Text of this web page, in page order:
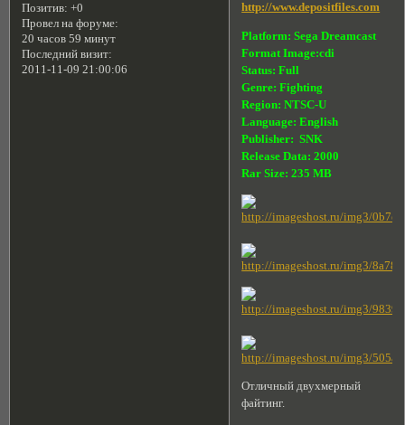
Позитив: +0
Провел на форуме:
20 часов 59 минут
Последний визит:
2011-11-09 21:00:06
http://www.depositfiles.com
Platform: Sega Dreamcast
Format Image:cdi
Status: Full
Genre: Fighting
Region: NTSC-U
Language: English
Publisher: SNK
Release Data: 2000
Rar Size: 235 MB
Отличный двухмерный
файтинг.